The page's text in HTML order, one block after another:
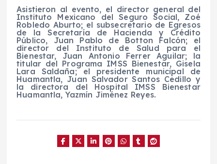
Asistieron al evento, el director general del
Instituto Mexicano del Seguro Social, Zoé
Robledo Aburto; el subsecretario de Egresos
de la Secretaría de Hacienda y Crédito
Público, Juan Pablo de Botton Falcón; el
director del Instituto de Salud para el
Bienestar, Juan Antonio Ferrer Aguilar; la
titular del Programa IMSS Bienestar, Gisela
Lara Saldaña; el presidente municipal de
Huamantla, Juan Salvador Santos Cedillo y
la directora del Hospital IMSS Bienestar
Huamantla, Yazmín Jiménez Reyes.